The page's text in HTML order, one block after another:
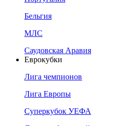
Бельгия
МЛС
Саудовская Аравия
Еврокубки
Лига чемпионов
Лига Европы
Суперкубок УЕФА